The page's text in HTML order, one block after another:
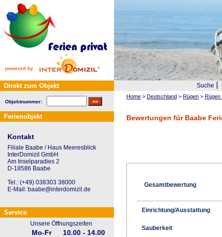
powered by
Suche
Home > Deutschland > Rügen > Rügen
Bewertungen für Baabe
Gesamtbewertung
Einrichtung/Ausstattung
Sauberkeit
Direkt zum Objekt
Objektnummer:
Ferienobjekt
Kontakt
Filiale Baabe / Haus Meeresblick
InterDomizil GmbH
Am Inselparadies 2
D-18586 Baabe
Tel.: (+49) 038303 38000
E-Mail: baabe@interdomizil.de
Service
Unsere Öffnungszeiten
Mo-Fr 10.00 - 14.00